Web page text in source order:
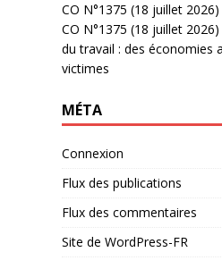
CO N°1375 (18 juillet
CO N°1375 (18 juillet
du travail : des économies
victimes
MÉTA
Connexion
Flux des publications
Flux des commentaires
Site de WordPress-FR